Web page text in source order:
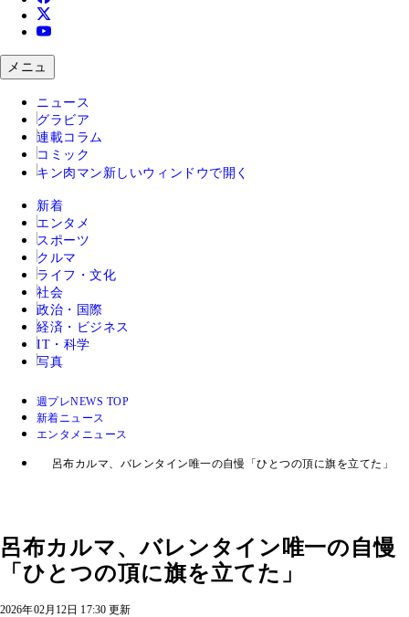
メニュ
ニュース
グラビア
連載コラム
コミック
キン肉マン 新しいウィンドウで開く
新着
エンタメ
スポーツ
クルマ
ライフ・文化
社会
政治・国際
経済・ビジネス
IT・科学
写真
週プレNEWS TOP
新着ニュース
エンタメニュース
呂布カルマ、バレンタイン唯一の自慢「ひとつの頂に旗を立てた」
呂布カルマ、バレンタイン唯一の自慢
「ひとつの頂に旗を立てた」
2026年02月12日 17:30 更新